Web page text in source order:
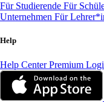
Für Studierende Für
Unternehmen Für
Help
Help CenterPremium